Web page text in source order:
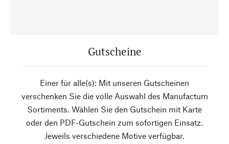
Gutscheine
Einer für alle(s): Mit unseren Gutscheinen
verschenken Sie die volle Auswahl des Manufactum
Sortiments. Wählen Sie den Gutschein mit Karte
oder den PDF-Gutschein zum sofortigen Einsatz.
Jeweils verschiedene Motive verfügbar.